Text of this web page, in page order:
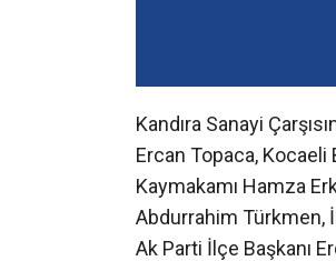
Kandıra Sanayi
Ercan Topaca,
Kaymakamı Hamza
Abdurrahim Türkmen,
Ak Parti İlçe Başkanı
sıra çok sayıda sanayi
ESNAF KAPAKLARIN